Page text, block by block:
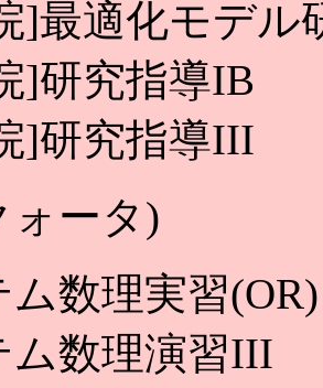
]最適化モデル
]研究指導IB
]研究指導III
ォータ)
ム数理実習(OR)
ム数理演習III